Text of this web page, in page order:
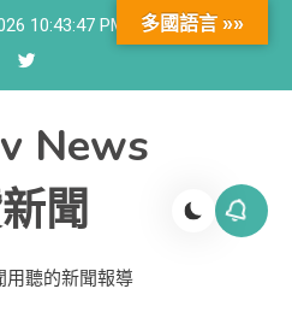
10:43:48 PM
News
聞
用聽的新聞報導
多國語言 »»